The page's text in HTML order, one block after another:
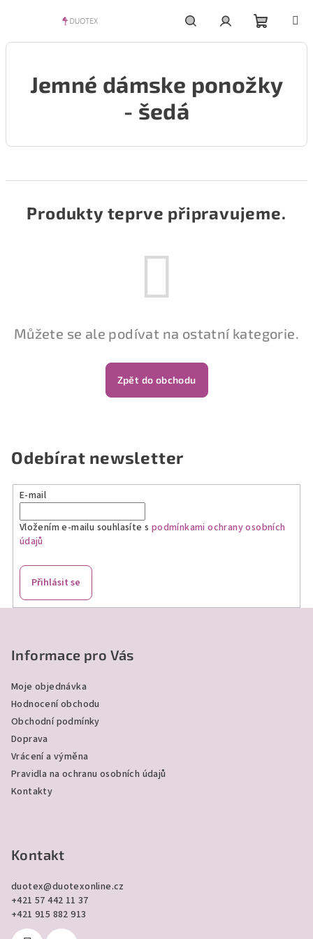
HledatPřihlášeníNákupní
košík
Jemné dámske ponožky
- šedá
Produkty teprve připravujeme.
Můžete se ale podívat na ostatní kategorie.
Zpět do obchodu
Odebírat newsletter
E-mail
Vložením e-mailu souhlasíte s podmínkami ochrany osobních
údajů
Přihlásit se
Informace pro Vás
Moje objednávka
Hodnocení obchodu
Obchodní podmínky
Doprava
Vrácení a výměna
Pravidla na ochranu osobních údajů
Kontakty
Kontakt
duotex@duotexonline.cz
+421 57 442 11 37
+421 915 882 913